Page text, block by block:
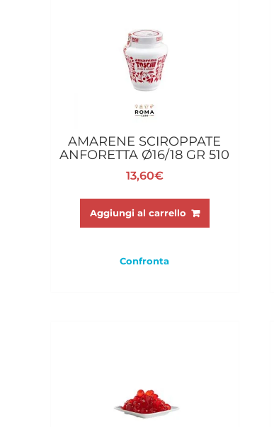
AMARENE SCIROPPATE
ANFORETTA Ø16/18 GR 510
13,60€
Aggiungi al carrello
Confronta